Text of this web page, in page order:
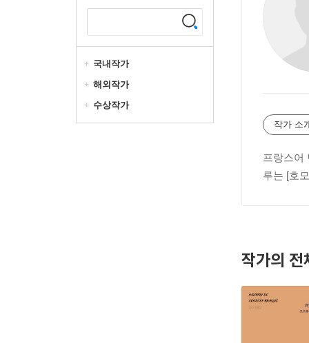
국내작가
해외작가
수상작가
작가 소
프랑스어
루는 [호
작가의 전